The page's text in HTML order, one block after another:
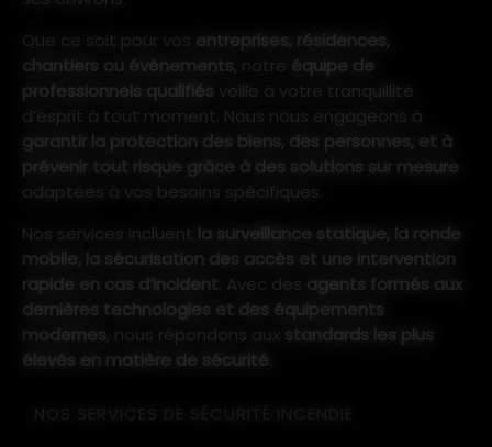
Que ce soit pour vos entreprises, résidences,
chantiers ou événements , notre équipe de
professionnels qualifiés veille à votre tranquillité
d’esprit à tout moment. Nous nous engageons à
garantir la protection des biens, des personnes, et à
prévenir tout risque grâce à des solutions sur mesure
adaptées à vos besoins spécifiques.
Nos services incluent la surveillance statique, la ronde
mobile, la sécurisation des accès et une intervention
rapide en cas d’incident . Avec des agents formés aux
dernières technologies et des équipements
modernes, nous répondons aux standards les plus
élevés en matière de sécurité